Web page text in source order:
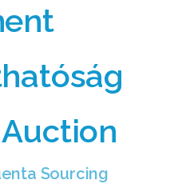
Sourcing